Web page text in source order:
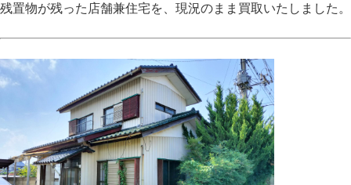
残置物が残った店舗兼住宅を、現況のまま買取いたしました。